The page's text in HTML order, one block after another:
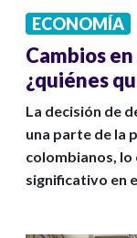
ECONOMÍA
Cambios
¿quiénes
La decisión de
una parte de la
colombianos, lo
significativo en